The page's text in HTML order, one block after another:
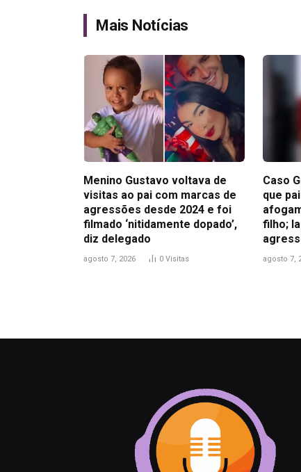
Mais Notícias
Menino Gustavo voltava de
visitas ao pai com marcas de
agressões desde 2024 e foi
filmado ‘nitidamente dopado’,
diz delegado
agosto 7, 2026 0 Visitas
Caso
que
filho;
agosto 7,